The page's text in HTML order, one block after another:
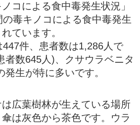
コによる食中毒発生状況」
毒キノコによる食中毒発生
ています。
件、患者数は1,286人で
者数645人)、クサウラベニタ
生が特に多いです。
広葉樹林が生えている場所
は灰色から茶色です。ウラ